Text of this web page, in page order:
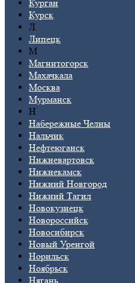
Курган
Курск
Л
Липецк
М
Магнитогорск
Махачкала
Москва
Мурманск
Н
Набережные Челны
Нальчик
Нефтеюганск
Нижневартовск
Нижнекамск
Нижний Новгород
Нижний Тагил
Новокузнецк
Новороссийск
Новосибирск
Новый Уренгой
Норильск
Ноябрьск
Нягань